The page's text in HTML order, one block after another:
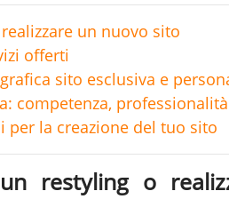
un nuovo sito
offerti
sito esclusiva e
competenza, professionalità
per la creazione del tuo sito
restyling o